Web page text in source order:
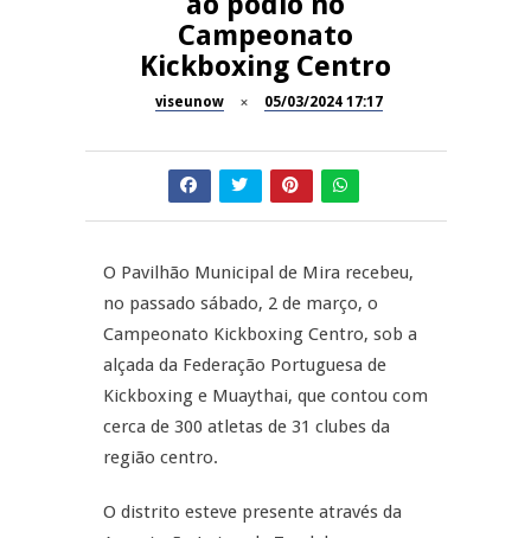
Now Opinião – Manuela
Antunes: Problemas nos
Exames Nacionais
Tradidanças em São Pedro do
A Juiz Esclarece – Medidas a
executar no meio natural de
vida (II)
Inauguração Loja do Cidadão
S.J. Pesqueira
Barrelas Summer Fest em Vila
Nova de Paiva
Campeonato
Kickboxing Centro
viseunow 05/03/2024 17:17
O Pavilhão Municipal de Mira recebeu,
no passado sábado, 2 de março, o
Campeonato Kickboxing Centro, sob a
alçada da Federação Portuguesa de
Kickboxing e Muaythai, que contou com
cerca de 300 atletas de 31 clubes da
região centro.
O distrito esteve presente através da